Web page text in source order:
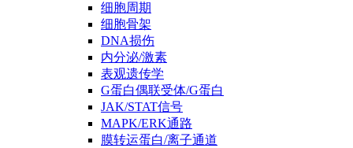
细胞周期
细胞骨架
DNA损伤
内分泌/激素
表观遗传学
G蛋白偶联受体/G蛋白
JAK/STAT信号
MAPK/ERK通路
膜转运蛋白/离子通道